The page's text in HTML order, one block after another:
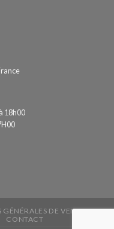
18h00
DE VENTE
CONTACT